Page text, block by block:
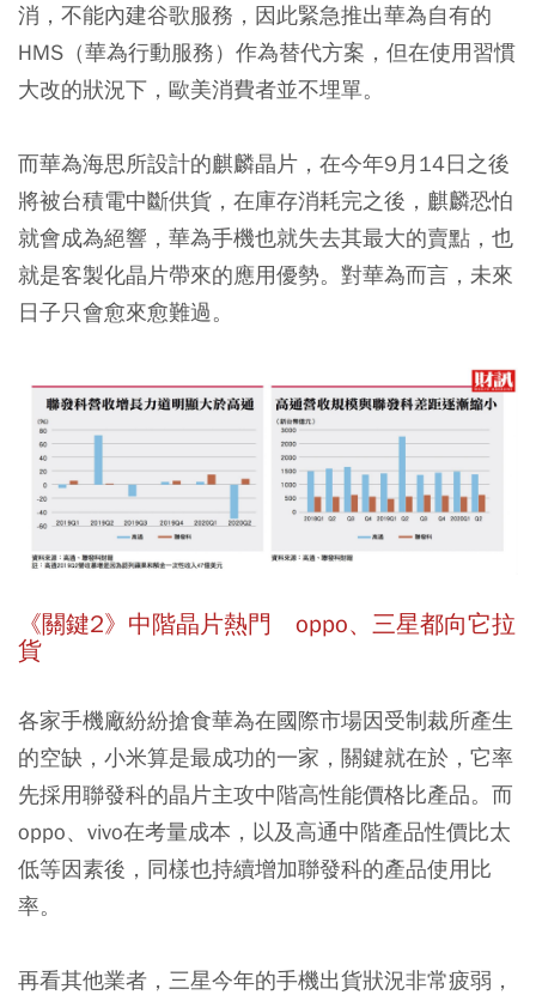
消，不能內建谷歌服務，因此緊急推出華為自有的
HMS（華為行動服務）作為替代方案，但在使用習慣
大改的狀況下，歐美消費者並不埋單。
而華為海思所設計的麒麟晶片，在今年9月14日之後
將被台積電中斷供貨，在庫存消耗完之後，麒麟恐怕
就會成為絕響，華為手機也就失去其最大的賣點，也
就是客製化晶片帶來的應用優勢。對華為而言，未來
日子只會愈來愈難過。
《關鍵2》中階晶片熱門 oppo、三星都向它拉
貨
各家手機廠紛紛搶食華為在國際市場因受制裁所產生
的空缺，小米算是最成功的一家，關鍵就在於，它率
先採用聯發科的晶片主攻中階高性能價格比產品。而
oppo、vivo在考量成本，以及高通中階產品性價比太
低等因素後，同樣也持續增加聯發科的產品使用比
率。
再看其他業者，三星今年的手機出貨狀況非常疲弱，